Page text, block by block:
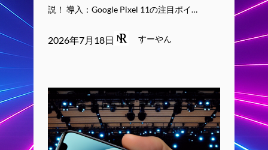
説！ 導入：Google Pixel 11の注目ポイ…
2026年7月18日 すーやん